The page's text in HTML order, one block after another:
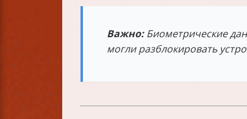
Важно:Биометрические
могли разблокировать